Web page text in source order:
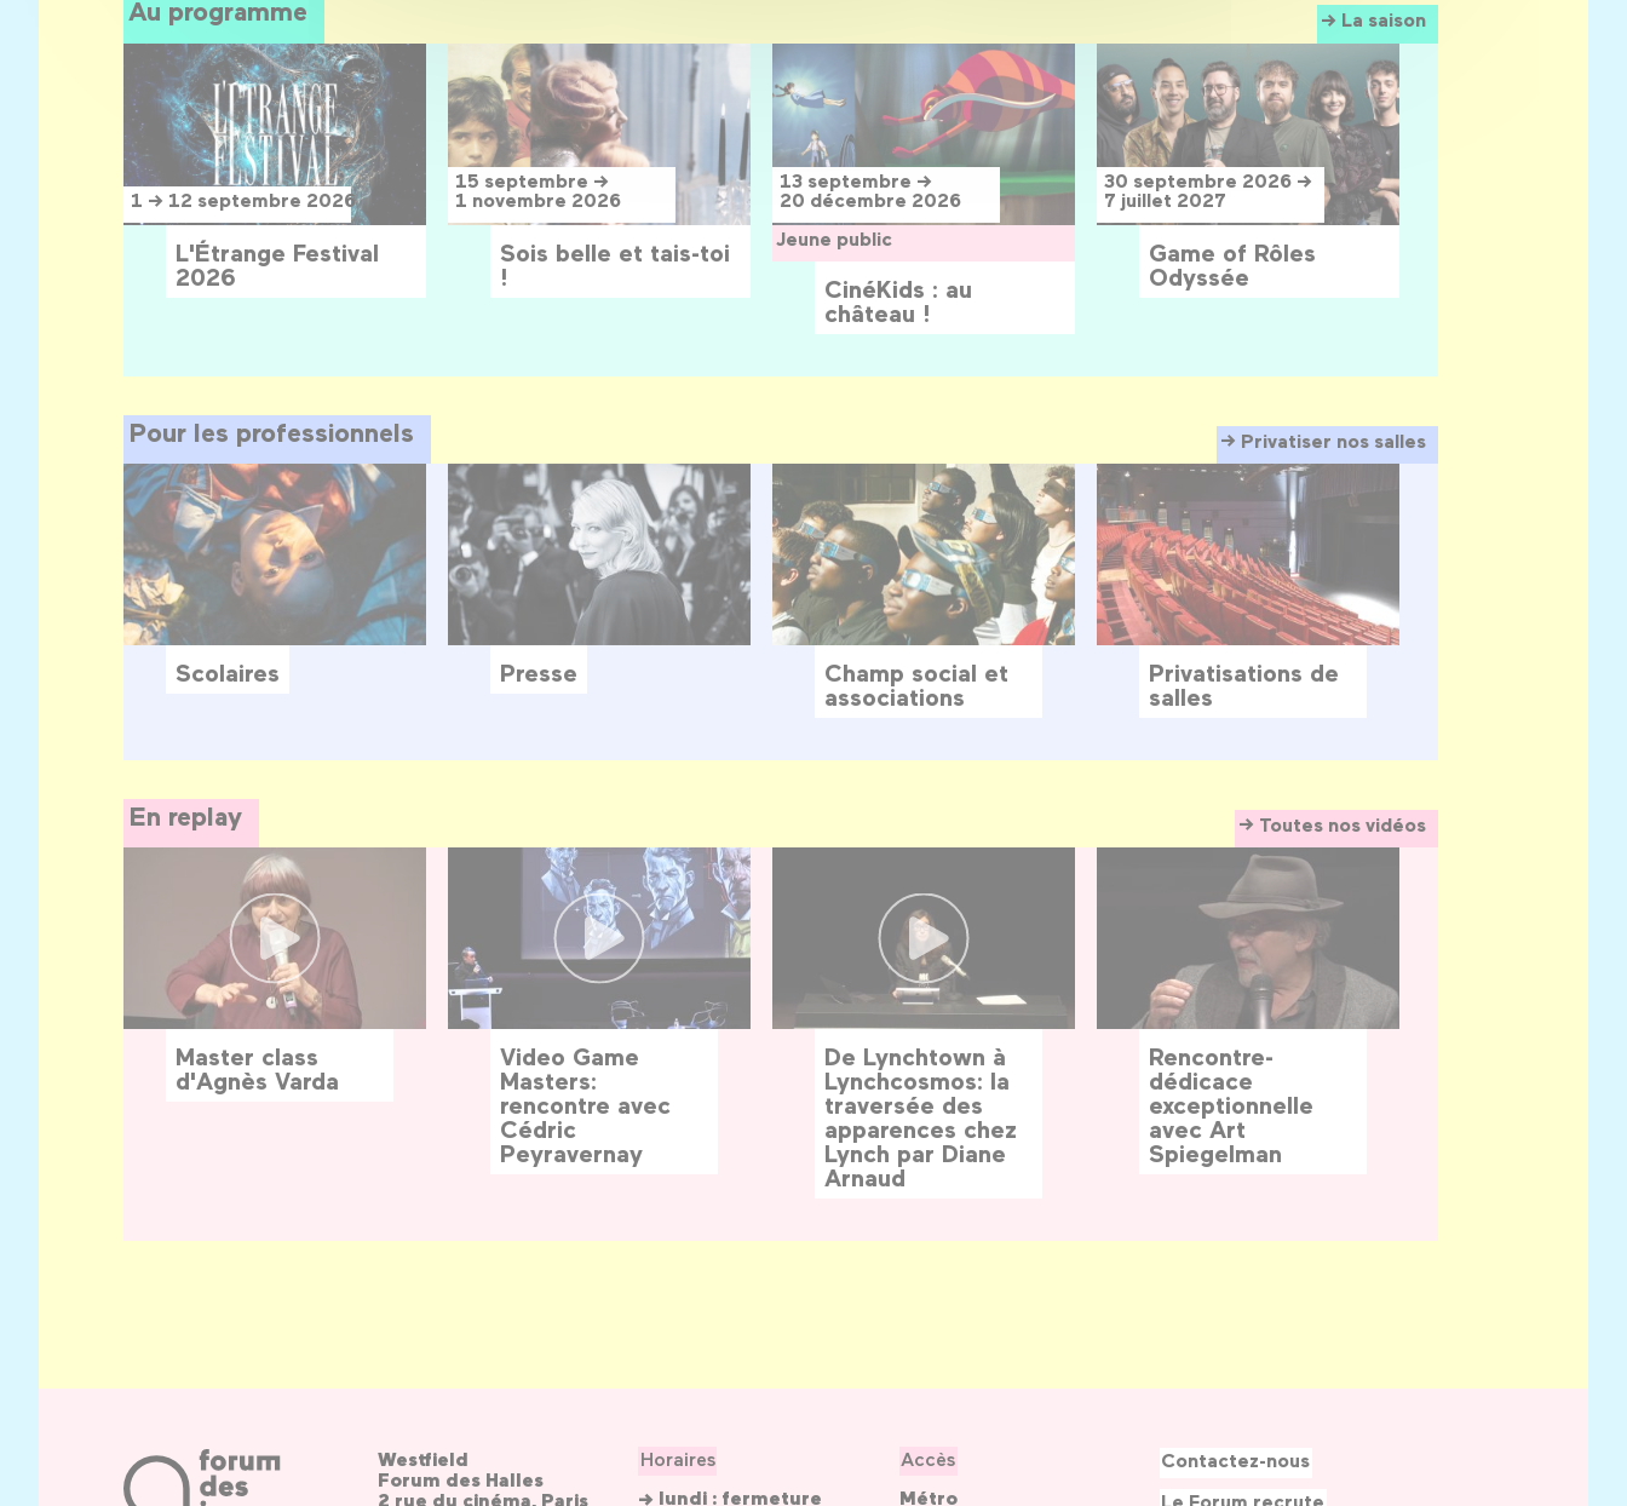
Au programme La saison
1 → 12 septembre 2026
L'Étrange Festival
2026
15 septembre →
1 novembre 2026
Sois belle et tais-toi
!
13 septembre →
20 décembre 2026
Jeune public
CinéKids : au
château !
30 septembre 2026 →
7 juillet 2027
Game of Rôles
Odyssée
Pour les professionnels Privatiser nos salles
Scolaires Presse
Champ social et
associations
Privatisations de
salles
En replay Toutes nos vidéos
Master class
d'Agnès Varda
Video Game
Masters:
rencontre avec
Cédric
Peyravernay
De Lynchtown à
Lynchcosmos: la
traversée des
apparences chez
Lynch par Diane
Arnaud
Rencontre-
dédicace
exceptionnelle
avec Art
Spiegelman
Westfield
Forum des Halles
2 rue du cinéma, Paris
Horaires
→ lundi : fermeture
Accès
Métro
Contactez-nous